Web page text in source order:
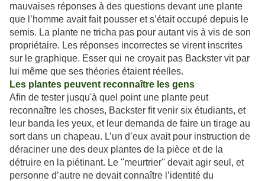
mauvaises réponses à des questions devant une plante
que l’homme avait fait pousser et s’était occupé depuis le
semis. La plante ne tricha pas pour autant vis à vis de son
propriétaire. Les réponses incorrectes se virent inscrites
sur le graphique. Esser qui ne croyait pas Backster vit par
lui même que ses théories étaient réelles.
Les plantes peuvent reconnaître les gens
Afin de tester jusqu'à quel point une plante peut
reconnaître les choses, Backster fit venir six étudiants, et
leur banda les yeux, et leur demanda de faire un tirage au
sort dans un chapeau. L’un d’eux avait pour instruction de
déraciner une des deux plantes de la pièce et de la
détruire en la piétinant. Le ''meurtrier'' devait agir seul, et
personne d’autre ne devait connaître l’identité du